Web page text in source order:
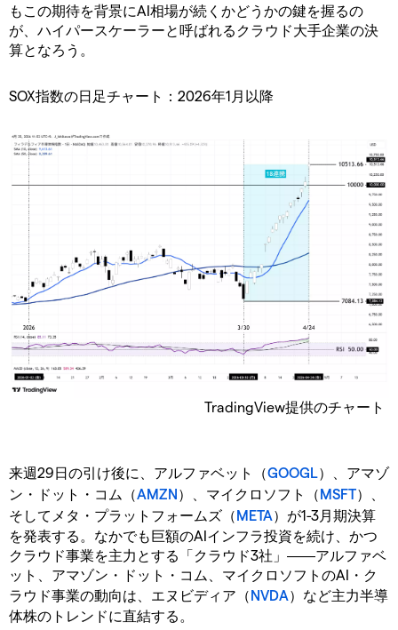
もこの期待を背景にAI相場が続くかどうかの鍵を握るの
が、ハイパースケーラーと呼ばれるクラウド大手企業の決
算となろう。
SOX指数の日足チャート：2026年1月以降
TradingView提供のチャート
来週29日の引け後に、アルファベット（GOOGL）、アマゾ
ン・ドット・コム（AMZN）、マイクロソフト（MSFT）、
そしてメタ・プラットフォームズ（META）が1-3月期決算
を発表する。なかでも巨額のAIインフラ投資を続け、かつ
クラウド事業を主力とする「クラウド3社」――アルファベ
ット、アマゾン・ドット・コム、マイクロソフトのAI・ク
ラウド事業の動向は、エヌビディア（NVDA）など主力半導
体株のトレンドに直結する。